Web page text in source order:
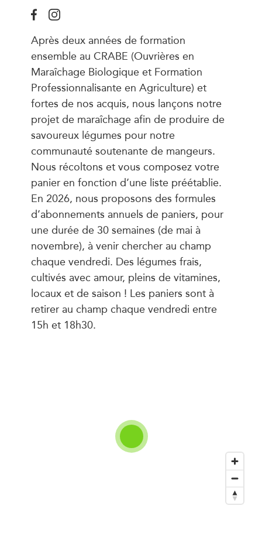
Après deux années de formation
ensemble au CRABE (Ouvrières en
Maraîchage Biologique et Formation
Professionnalisante en Agriculture) et
fortes de nos acquis, nous lançons notre
projet de maraîchage afin de produire de
savoureux légumes pour notre
communauté soutenante de mangeurs.
Nous récoltons et vous composez votre
panier en fonction d’une liste préétablie.
En 2026, nous proposons des formules
d’abonnements annuels de paniers, pour
une durée de 30 semaines (de mai à
novembre), à venir chercher au champ
chaque vendredi. Des légumes frais,
cultivés avec amour, pleins de vitamines,
locaux et de saison ! Les paniers sont à
retirer au champ chaque vendredi entre
15h et 18h30.